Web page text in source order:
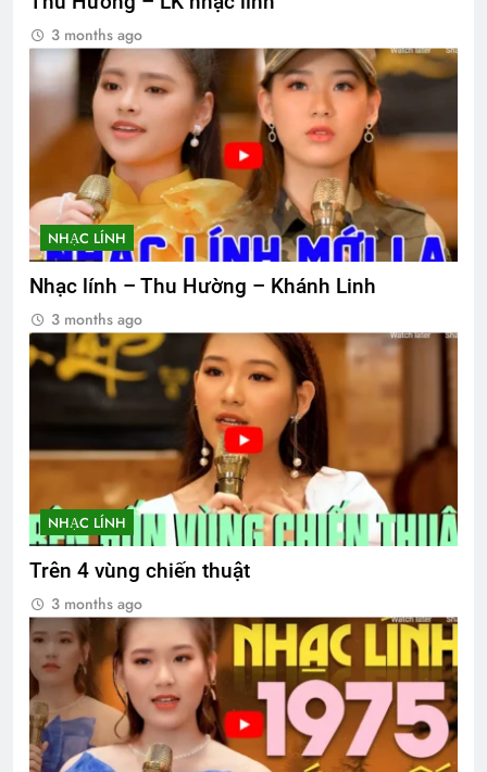
3 months ago
NHẠC LÍNH
Nhạc lính – Thu Hường – Khánh Linh
3 months ago
NHẠC LÍNH
Trên 4 vùng chiến thuật
3 months ago